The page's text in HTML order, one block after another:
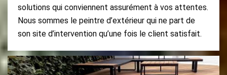
solutions qui conviennent assurément à vos attentes.
Nous sommes le peintre d’extérieur qui ne part de
son site d’intervention qu’une fois le client satisfait.